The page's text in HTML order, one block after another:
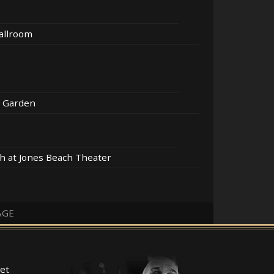
at Jones Beach Theater